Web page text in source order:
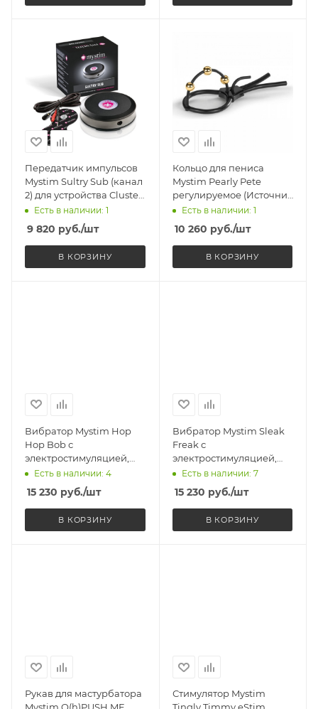
Передатчик импульсов
Mystim Sultry Sub (канал
2) для устройства Cluster
Buster
Есть в наличии: 1
9 820 руб./шт
В КОРЗИНУ
Кольцо для пениса
Mystim Pearly Pete
регулируемое (Источник
импульсов
приобретается
отдельно)
Есть в наличии: 1
10 260 руб./шт
В КОРЗИНУ
Вибратор Mystim Hop
Hop Bob с
электростимуляцией,
черный
Есть в наличии: 4
15 230 руб./шт
В КОРЗИНУ
Вибратор Mystim Sleak
Freak с
электростимуляцией,
черный
Есть в наличии: 7
15 230 руб./шт
В КОРЗИНУ
Рукав для мастурбатора
Стимулятор Mystim